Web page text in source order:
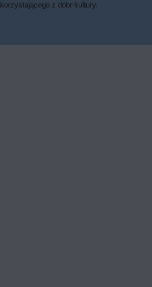
korzystającego z dóbr kultury.